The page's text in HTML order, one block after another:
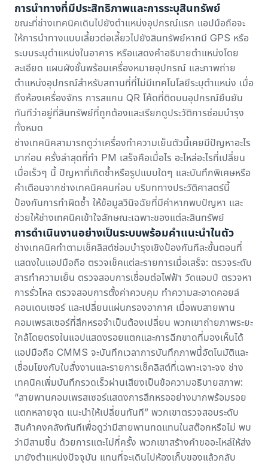
การนำทางที่มีประสิทธิภาพและการระบุสินทรัพย์
ขณะที่ช่างเทคนิคเดินไปยังตำแหน่งอุปกรณ์แรก แอปมือถือจะ
ให้การนำทางแบบเลี้ยวต่อเลี้ยวไปยังสินทรัพย์หากมี GPS หรือ
ระบบระบุตำแหน่งในอาคาร หรือแสดงคำอธิบายตำแหน่งโดย
ละเอียด แผนผังชั้นพร้อมเครื่องหมายอุปกรณ์ และภาพถ่าย
ตำแหน่งอุปกรณ์สำหรับสถานที่ที่ไม่มีเทคโนโลยีระบุตำแหน่ง เมื่อ
ถึงห้องเครื่องจักร การสแกน QR โค้ดที่ติดบนอุปกรณ์ยืนยัน
ทันทีว่าอยู่ที่สินทรัพย์ที่ถูกต้องและเรียกดูประวัติการซ่อมบำรุง
ทั้งหมด
ช่างเทคนิคสามารถดูว่าเครื่องทำความเย็นตัวนี้เคยมีปัญหาอะไร
มาก่อน ครั้งล่าสุดที่ทำ PM เสร็จคือเมื่อไร อะไหล่อะไรที่เปลี่ยน
เมื่อเร็วๆ นี้ ปัญหาที่เกิดซ้ำหรือรูปแบบใดๆ และบันทึกพิเศษหรือ
คำเตือนจากช่างเทคนิคคนก่อน บริบททางประวัติศาสตร์นี้
ป้องกันการทำผิดซ้ำ ให้ข้อมูลวินิจฉัยที่มีค่าหากพบปัญหา และ
ช่วยให้ช่างเทคนิคเข้าใจลักษณะเฉพาะของแต่ละสินทรัพย์
การดำเนินงานอย่างเป็นระบบพร้อมคำแนะนำในตัว
ช่างเทคนิคทำตามเช็คลิสต์ซ่อมบำรุงเชิงป้องกันทีละขั้นตอนที่
แสดงในแอปมือถือ ตรวจเช็คแต่ละรายการเมื่อเสร็จ: ตรวจระดับ
สารทำความเย็น ตรวจสอบการเชื่อมต่อไฟฟ้า วัดแอมป์ ตรวจหา
การรั่วไหล ตรวจสอบการตั้งค่าควบคุม ทำความสะอาดคอยล์
คอนเดนเซอร์ และเปลี่ยนแผ่นกรองอากาศ เมื่อพบสายพาน
คอมเพรสเซอร์ที่สึกหรอจำเป็นต้องเปลี่ยน พวกเขาถ่ายภาพระยะ
ใกล้โดยตรงในแอปแสดงรอยแตกและการฉีกขาดที่มองเห็นได้
แอปมือถือ CMMS จะบันทึกเวลาการบันทึกภาพนี้อัตโนมัติและ
เชื่อมโยงกับใบสั่งงานและรายการเช็คลิสต์ที่เฉพาะเจาะจง ช่าง
เทคนิคเพิ่มบันทึกรวดเร็วผ่านเสียงเป็นข้อความอธิบายสภาพ:
“สายพานคอมเพรสเซอร์แสดงการสึกหรออย่างมากพร้อมรอย
แตกหลายจุด แนะนำให้เปลี่ยนทันที” พวกเขาตรวจสอบระดับ
สินค้าคงคลังทันทีเพื่อดูว่ามีสายพานทดแทนในสต๊อกหรือไม่ พบ
ว่ามีสามชิ้น ด้วยการแตะไม่กี่ครั้ง พวกเขาสร้างคำขออะไหล่ให้ส่ง
มายังตำแหน่งปัจจุบัน แทนที่จะเดินไปห้องเก็บของแล้วกลับ